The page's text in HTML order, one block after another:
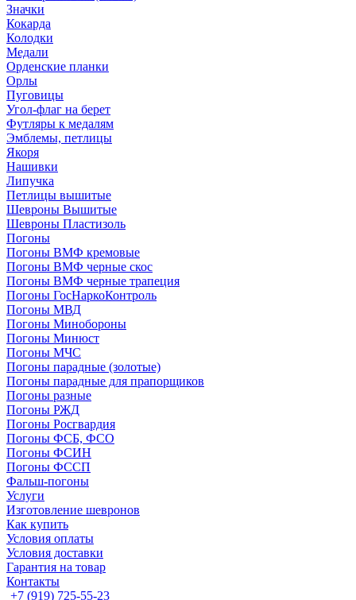
Значки
Кокарда
Колодки
Медали
Орденские планки
Орлы
Пуговицы
Угол-флаг на берет
Футляры к медалям
Эмблемы, петлицы
Якоря
Нашивки
Липучка
Петлицы вышитые
Шевроны Вышитые
Шевроны Пластизоль
Погоны
Погоны ВМФ кремовые
Погоны ВМФ черные скос
Погоны ВМФ черные трапеция
Погоны ГосНаркоКонтроль
Погоны МВД
Погоны Минобороны
Погоны Минюст
Погоны МЧС
Погоны парадные (золотые)
Погоны парадные для прапорщиков
Погоны разные
Погоны РЖД
Погоны Росгвардия
Погоны ФСБ, ФСО
Погоны ФСИН
Погоны ФССП
Фальш-погоны
Услуги
Изготовление шевронов
Как купить
Условия оплаты
Условия доставки
Гарантия на товар
Контакты
+7 (919) 725-55-23